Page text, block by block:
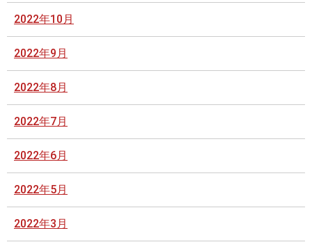
2022年10月
2022年9月
2022年8月
2022年7月
2022年6月
2022年5月
2022年3月